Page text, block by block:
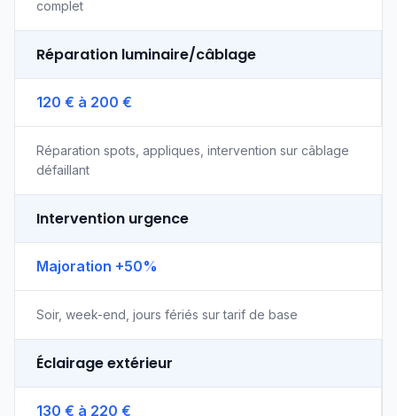
complet
Réparation luminaire/câblage
120 € à 200 €
Réparation spots, appliques, intervention sur câblage
défaillant
Intervention urgence
Majoration +50%
Soir, week-end, jours fériés sur tarif de base
Éclairage extérieur
130 € à 220 €